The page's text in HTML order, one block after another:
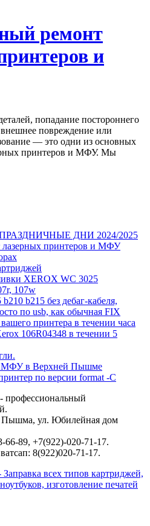
ремонт
и
попадание постороннего
повреждение или
— это одни из основных
принтеров и МФУ. Мы
ДНИ 2024/2025
лазерных принтеров и МФУ
XEROX WC 3025
107w
b215 без дебаг-кабеля,
по usb, как обычная FIX
принтера в течении часа
106R04348 в течении 5
МФУ в Верхней Пышме
по версии format -C
профессиональный
Пышма, ул. Юбилейная дом
89, +7(922)-020-71-17.
8(922)020-71-17.
всех типов картриджей,
изготовление печатей